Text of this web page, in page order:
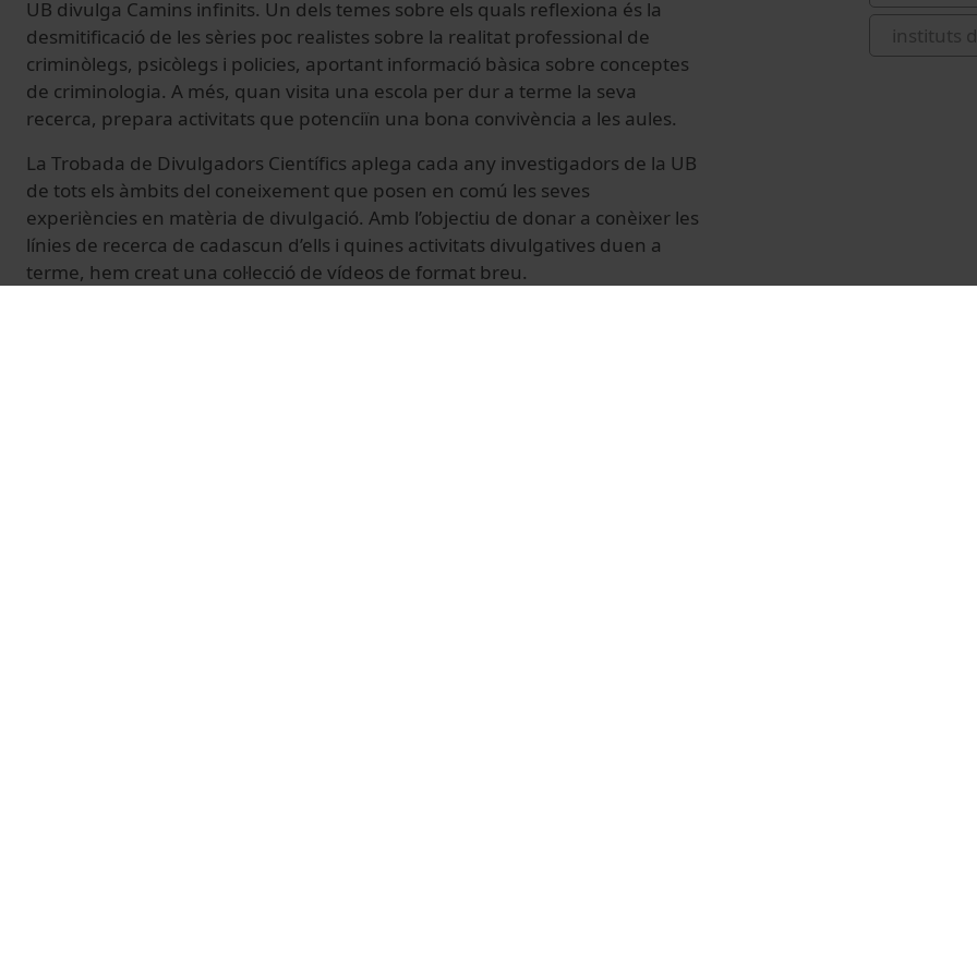
UB divulga Camins infinits. Un dels temes sobre els quals reflexiona és la
desmitificació de les sèries poc realistes sobre la realitat professional de
criminòlegs, psicòlegs i policies, aportant informació bàsica sobre conceptes
de criminologia. A més, quan visita una escola per dur a terme la seva
recerca, prepara activitats que potenciïn una bona convivència a les aules.
La Trobada de Divulgadors Científics aplega cada any investigadors de la UB
de tots els àmbits del coneixement que posen en comú les seves
experiències en matèria de divulgació. Amb l’objectiu de donar a conèixer les
línies de recerca de cadascun d’ells i quines activitats divulgatives duen a
terme, hem creat una col·lecció de vídeos de format breu.
instituts